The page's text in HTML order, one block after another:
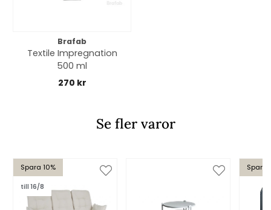
Brafab
Textile Impregnation
500 ml
270 kr
Se fler varor
Spara 10%
till 16/8
Spara